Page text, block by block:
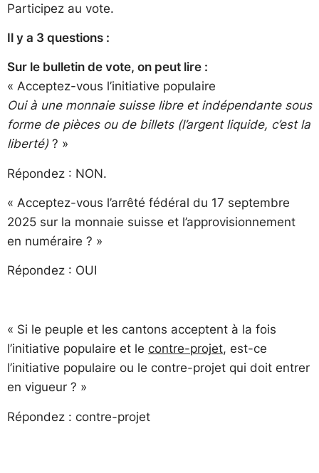
Participez au vote.
Il y a 3 questions :
Sur le bulletin de vote, on peut lire :
« Acceptez-vous l’initiative populaire
Oui à une monnaie suisse libre et indépendante sous
forme de pièces ou de billets (l’argent liquide, c’est la
liberté) ? »
Répondez : NON.
« Acceptez-vous l’arrêté fédéral du 17 septembre
2025 sur la monnaie suisse et l’approvisionnement
en numéraire ? »
Répondez : OUI
« Si le peuple et les cantons acceptent à la fois
l’initiative populaire et le contre-projet, est-ce
l’initiative populaire ou le contre-projet qui doit entrer
en vigueur ? »
Répondez : contre-projet